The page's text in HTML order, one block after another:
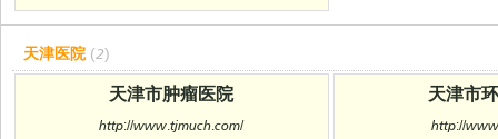
天津医院 (2)
天津市肿瘤医院
http://www.tjmuch.com/
天津市
http://